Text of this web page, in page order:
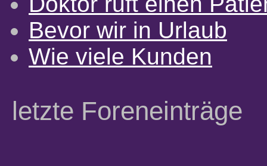
Bevor wir in Urlaub
Wie viele Kunden
letzte Foreneinträge